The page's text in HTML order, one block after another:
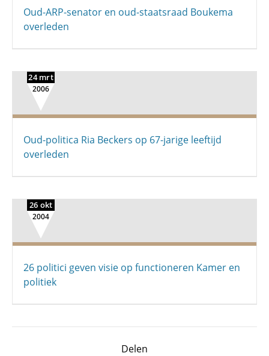
Oud-ARP-senator en oud-staatsraad Boukema
overleden
24 mrt
2006
Oud-politica Ria Beckers op 67-jarige leeftijd
overleden
26 okt
2004
26 politici geven visie op functioneren Kamer en
politiek
Delen